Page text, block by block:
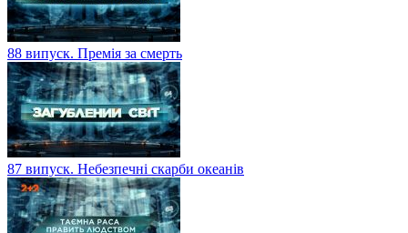
88 випуск. Премія за смерть
87 випуск. Небезпечні скарби океанів